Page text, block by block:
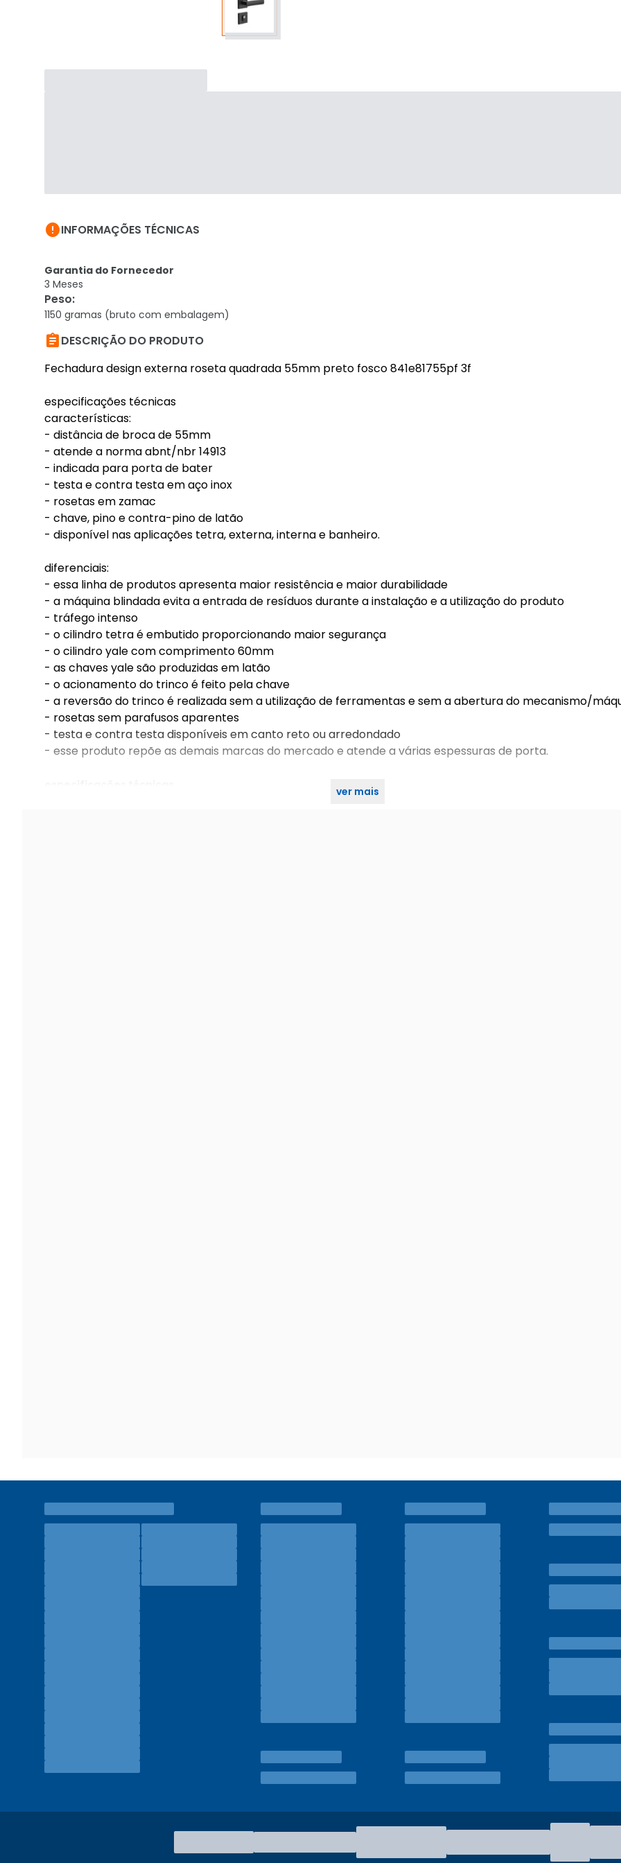
INFORMAÇÕES TÉCNICAS
Garantia do Fornecedor
3 Meses
Peso:
1150 gramas (bruto com embalagem)
DESCRIÇÃO DO PRODUTO
Fechadura design externa roseta quadrada 55mm preto fosco 841e81755pf 3f
especificações técnicas
características:
- distância de broca de 55mm
- atende a norma abnt/nbr 14913
- indicada para porta de bater
- testa e contra testa em aço inox
- rosetas em zamac
- chave, pino e contra-pino de latão
- disponível nas aplicações tetra, externa, interna e banheiro.
diferenciais:
- essa linha de produtos apresenta maior resistência e maior durabilidade
- a máquina blindada evita a entrada de resíduos durante a instalação e a utilização do produto
- tráfego intenso
- o cilindro tetra é embutido proporcionando maior segurança
- o cilindro yale com comprimento 60mm
- as chaves yale são produzidas em latão
- o acionamento do trinco é feito pela chave
- a reversão do trinco é realizada sem a utilização de ferramentas e sem a abertura do mecanismo/
- rosetas sem parafusos aparentes
- testa e contra testa disponíveis em canto reto ou arredondado
- esse produto repõe as demais marcas do mercado e atende a várias espessuras de porta.
ver mais